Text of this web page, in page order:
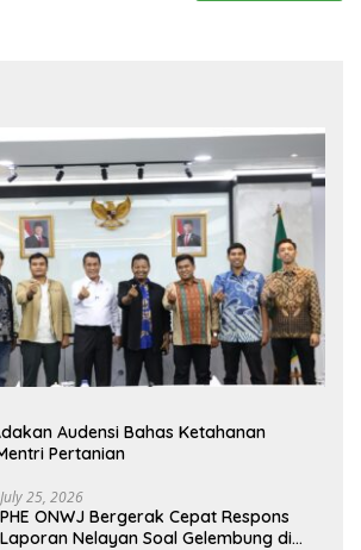
Audensi Bahas Ketahanan
Pertanian
July 25, 2026
PHE ONWJ Bergerak Cepat Respons
Laporan Nelayan Soal Gelembung di